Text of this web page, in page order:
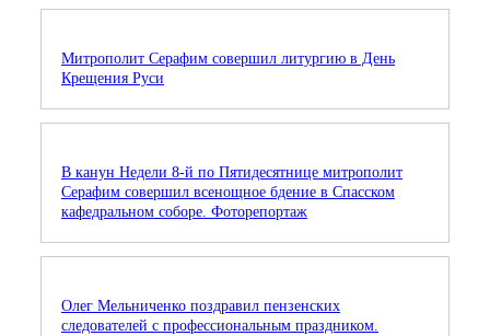
Митрополит Серафим совершил литургию в День
Крещения Руси
В канун Недели 8-й по Пятидесятнице митрополит
Серафим совершил всенощное бдение в Спасском
кафедральном соборе. Фоторепортаж
Олег Мельниченко поздравил пензенских
следователей с профессиональным праздником.